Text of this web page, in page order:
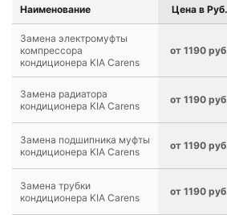
Наименование Цена в Руб.
Замена электромуфты
компрессора
кондиционера KIA Carens
от 1190
Замена радиатора
кондиционера KIA Carens
от 1190
Замена подшипника муфты
кондиционера KIA Carens
от 1190
Замена трубки
кондиционера KIA Carens
от 1190